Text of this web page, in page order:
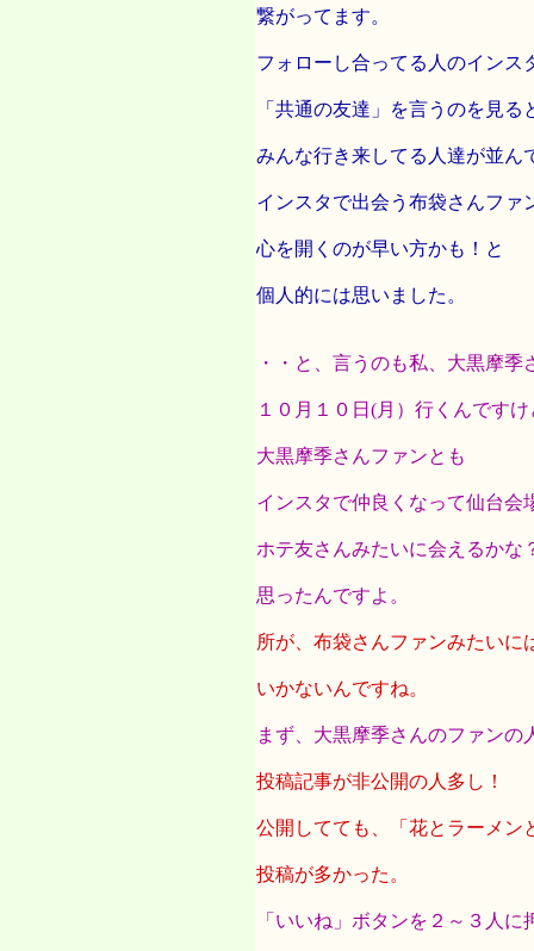
繋がってます。
フォローし合ってる人のインス
「共通の友達」を言うのを見る
みんな行き来してる人達が並ん
インスタで出会う布袋さんファ
心を開くのが早い方かも！と
個人的には思いました。
・・と、言うのも私、大黒摩季
１０月１０日(月）行くんです
大黒摩季さんファンとも
インスタで仲良くなって仙台会
ホテ友さんみたいに会えるかな
思ったんですよ。
所が、布袋さんファンみたいに
いかないんですね。
まず、大黒摩季さんのファンの
投稿記事が非公開の人多し！
公開してても、「花とラーメン
投稿が多かった。
「いいね」ボタンを２～３人に